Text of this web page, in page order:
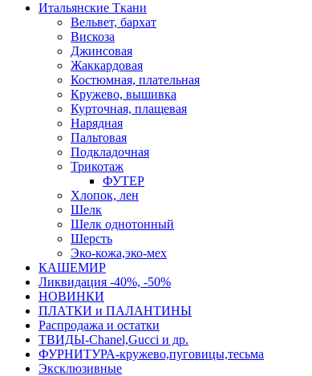
Итальянские Ткани
Вельвет, бархат
Вискоза
Джинсовая
Жаккардовая
Костюмная, плательная
Кружево, вышивка
Курточная, плащевая
Нарядная
Пальтовая
Подкладочная
Трикотаж
ФУТЕР
Хлопок, лен
Шелк
Шелк однотонный
Шерсть
Эко-кожа,эко-мех
КАШЕМИР
Ликвидация -40%, -50%
НОВИНКИ
ПЛАТКИ и ПАЛАНТИНЫ
Распродажа и остатки
ТВИДЫ-Сhanel,Gucci и др.
ФУРНИТУРА-кружево,пуговицы,тесьма
Эксклюзивные